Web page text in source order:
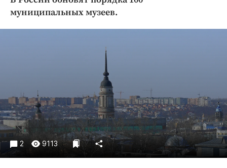
Праздники
Происшествия
Спорт
Экономика и бизнес
муниципальных музеев.
2 9113